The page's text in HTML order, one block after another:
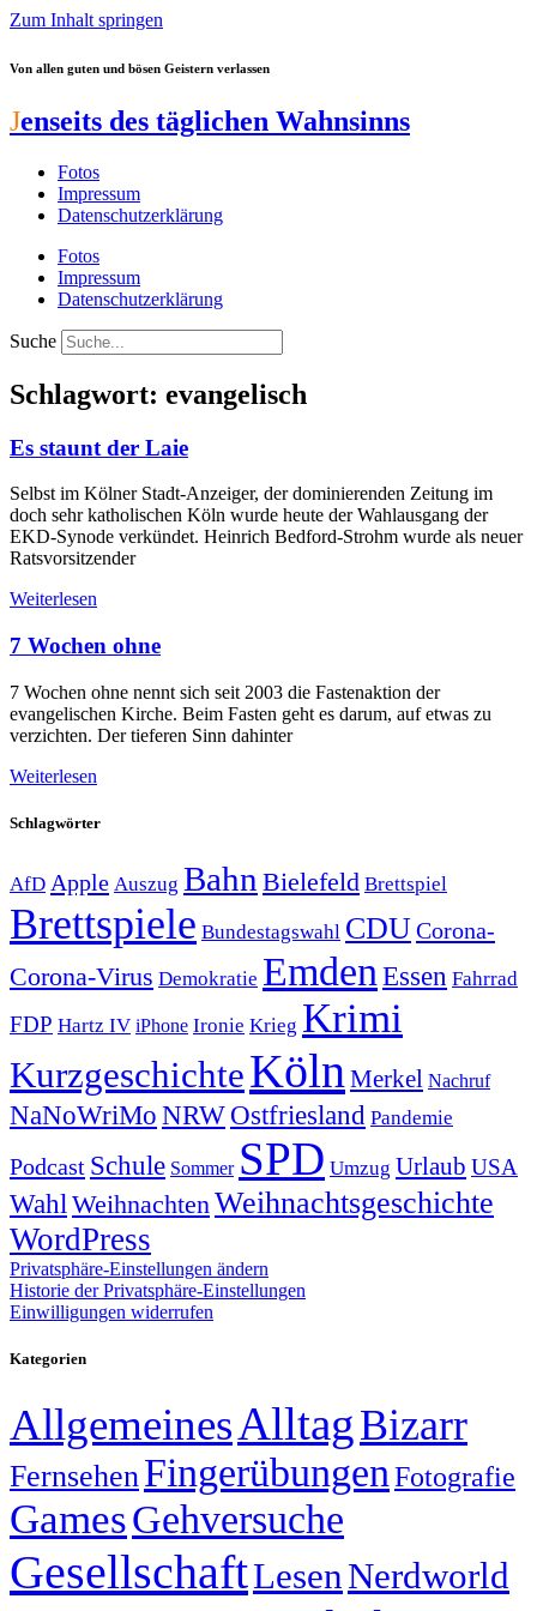
Zum Inhalt springen
Von allen guten und bösen Geistern verlassen
Jenseits des täglichen Wahnsinns
Fotos
Impressum
Datenschutzerklärung
Fotos
Impressum
Datenschutzerklärung
Suche
Schlagwort: evangelisch
Es staunt der Laie
Selbst im Kölner Stadt-Anzeiger, der dominierenden Zeitung im
doch sehr katholischen Köln wurde heute der Wahlausgang der
EKD-Synode verkündet. Heinrich Bedford-Strohm wurde als neuer
Ratsvorsitzender
Weiterlesen
7 Wochen ohne
7 Wochen ohne nennt sich seit 2003 die Fastenaktion der
evangelischen Kirche. Beim Fasten geht es darum, auf etwas zu
verzichten. Der tieferen Sinn dahinter
Weiterlesen
Schlagwörter
AfD Apple Auszug Bahn Bielefeld Brettspiel
Brettspiele Bundestagswahl CDUCorona-
Corona-Virus Demokratie Emden Essen Fahrrad
FDP Hartz IV iPhone Ironie Krieg Krimi
KurzgeschichteKölnMerkel Nachruf
NaNoWriMo NRWOstfriesland Pandemie
Podcast Schule Sommer SPD Umzug Urlaub USA
Wahl WeihnachtenWeihnachtsgeschichte
WordPress
Privatsphäre-Einstellungen ändern
Historie der Privatsphäre-Einstellungen
Einwilligungen widerrufen
Kategorien
AllgemeinesAlltagBizarr
Fernsehen Fingerübungen Fotografie
GamesGehversuche
GesellschaftLesen Nerdworld